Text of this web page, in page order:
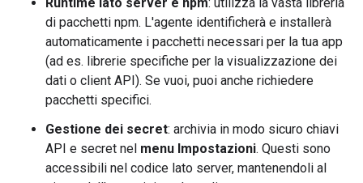
di pacchetti npm. L'agente identificherà e installerà
automaticamente i pacchetti necessari per la tua app
(ad es. librerie specifiche per la visualizzazione dei
dati o client API). Se vuoi, puoi anche richiedere
pacchetti specifici.
Gestione dei secret: archivia in modo sicuro chiavi
API e secret nel menu Impostazioni. Questi sono
accessibili nel codice lato server, mantenendoli al